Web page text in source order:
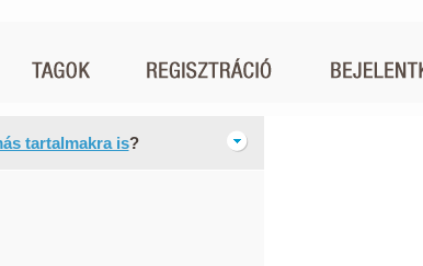
tartalmakra is?